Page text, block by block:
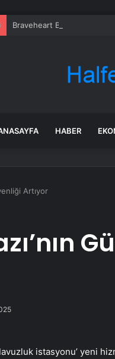
Braveheart Bio halka arzını
HABER
Artıyor
istasyonu’ yeni